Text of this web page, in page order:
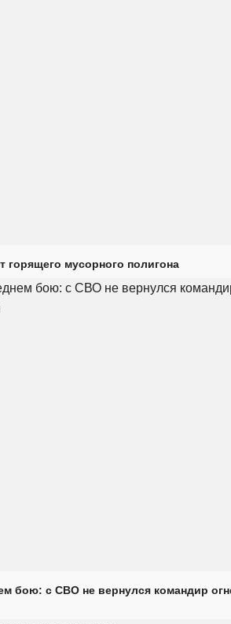
мусорного полигона
бою: с СВО не вернулся командир